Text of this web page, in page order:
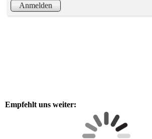
Anmelden
Empfehlt uns weiter: